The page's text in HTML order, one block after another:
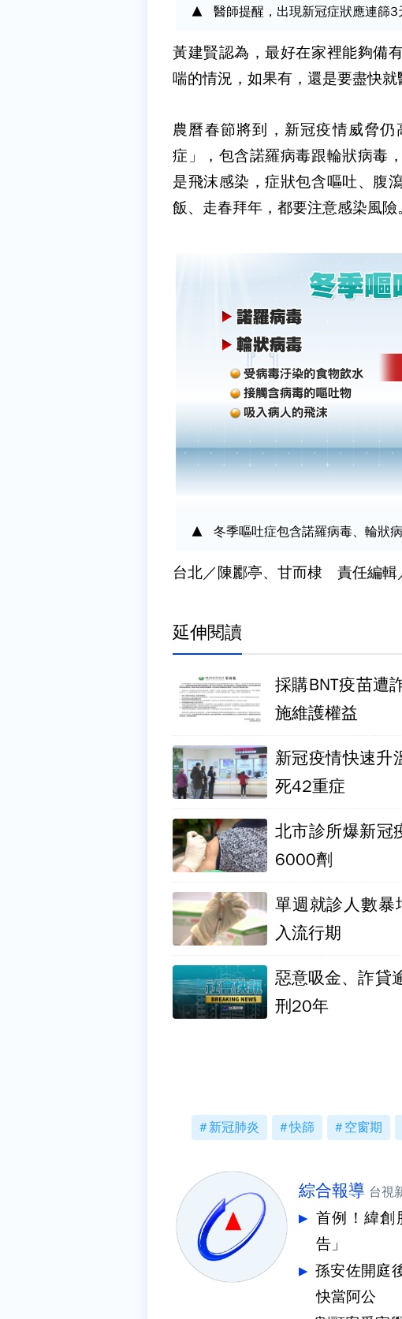
醫師提醒，出現新冠症狀應連篩3
黃建賢認為，最好在家裡能夠備
喘的情況，如果有，還是要盡快就
農曆春節將到，新冠疫情威脅
症」，包含諾羅病毒跟輪狀病毒
是飛沫感染，症狀包含嘔吐、腹
飯、走春拜年，都要注意感染風險。
冬季嘔吐症包含諾羅病毒、輪狀
台北／陳酈亭、甘而棣 責任編輯
延伸閱讀
採購BNT疫苗遭
施維護權益
新冠疫情快速升
死42重症
北市診所爆新冠
6000劑
單週就診人數暴
入流行期
惡意吸金、詐貸
刑20年
新冠肺炎 快篩 空窗期
綜合報導 台視
首例！緯創
告」
孫安佐開庭
快當阿公